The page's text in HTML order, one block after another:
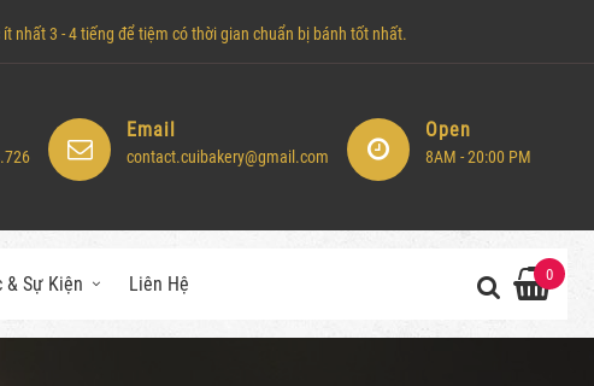
nhất 3 - 4 tiếng để tiệm có thời gian chuẩn bị bánh tốt nhất.
Email
contact.cuibakery@gmail.com
Open
8AM - 20:00 PM
& Sự Kiện Liên Hệ 0